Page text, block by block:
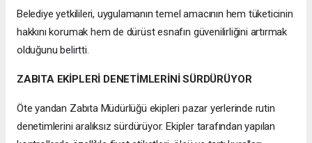
Belediye yetkilileri, uygulamanın temel amacının hem tüketicinin
hakkını korumak hem de dürüst esnafın güvenilirliğini artırmak
olduğunu belirtti.
ZABITA EKİPLERİ DENETİMLERİNİ SÜRDÜRÜYOR
Öte yandan Zabıta Müdürlüğü ekipleri pazar yerlerinde rutin
denetimlerini aralıksız sürdürüyor. Ekipler tarafından yapılan